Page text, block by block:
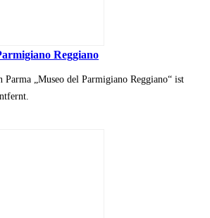
Reggiano
Parma „Museo del Parmigiano Reggiano“ ist